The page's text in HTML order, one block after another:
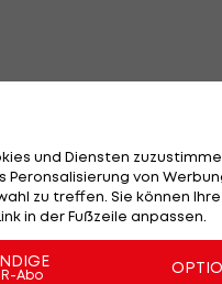
nur fünfNBA -
Fame aufgenommen.
und Diensten
Peronsalisierung von
zu treffen. Sie können
in der Fußzeile anpassen.
Abo